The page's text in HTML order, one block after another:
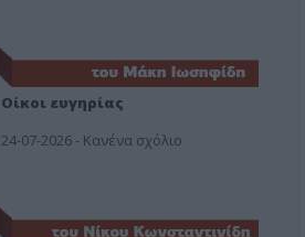
Οίκοι ευγηρίας
24-07-2026 - Κανένα σχόλιο